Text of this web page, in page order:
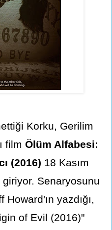
Korku, Gerilim
film Ölüm Alfabesi:
(2016) 18 Kasım
Senaryosunu
yazdığı,
of Evil (2016)"